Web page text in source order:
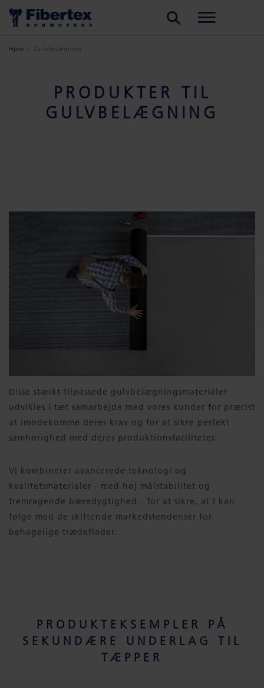
Hjem Gulvbelægning
PRODUKTER TIL
GULVBELÆGNING
Disse stærkt tilpassede gulvbelægningsmaterialer
udvikles i tæt samarbejde med vores kunder for præcist
at imødekomme deres krav og for at sikre perfekt
samhørighed med deres produktionsfaciliteter.
Vi kombinerer avancerede teknologi og
kvalitetsmaterialer - med høj målstabilitet og
fremragende bæredygtighed - for at sikre, at I kan
følge med de skiftende markedstendenser for
behagelige trædeflader.
PRODUKTEKSEMPLER PÅ
SEKUNDÆRE UNDERLAG TIL
TÆPPER